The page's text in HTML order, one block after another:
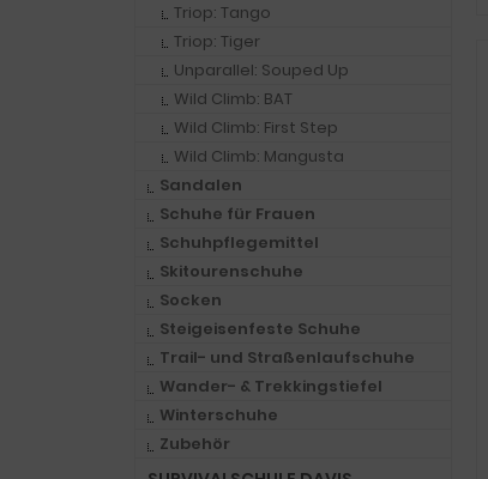
Triop: Tango
Triop: Tiger
Unparallel: Souped Up
Wild Climb: BAT
Wild Climb: First Step
Wild Climb: Mangusta
Sandalen
Schuhe für Frauen
Schuhpflegemittel
Skitourenschuhe
Socken
Steigeisenfeste Schuhe
Trail- und Straßenlaufschuhe
Wander- & Trekkingstiefel
Winterschuhe
Zubehör